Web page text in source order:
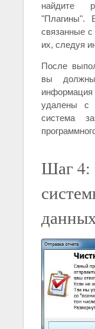
найдите
"Плагины".
связанные
их, следуя
После
вы
удалены с
система
Шаг 4: